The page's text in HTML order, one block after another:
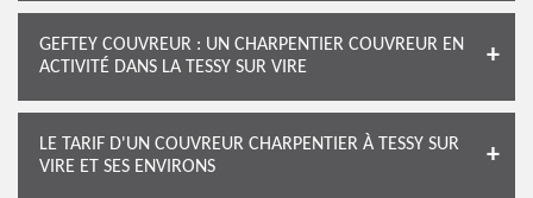
GEFTEY COUVREUR : UN CHARPENTIER COUVREUR EN
ACTIVITÉ DANS LA TESSY SUR VIRE
LE TARIF D'UN COUVREUR CHARPENTIER À TESSY SUR
VIRE ET SES ENVIRONS